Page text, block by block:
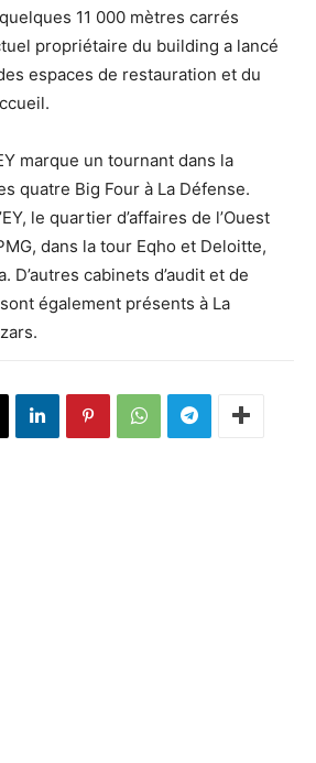
11 000 mètres carrés
propriétaire du building a lancé
espaces de restauration et du
marque un tournant dans la
quatre Big Four à La Défense.
le quartier d’affaires de l’Ouest
dans la tour Eqho et Deloitte,
D’autres cabinets d’audit et de
également présents à La